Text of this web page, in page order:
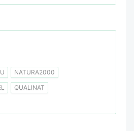
NATURA2000
QUALINAT